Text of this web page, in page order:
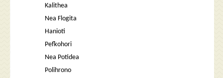
Kalithea
Nea Flogita
Hanioti
Pefkohori
Nea Potidea
Polihrono